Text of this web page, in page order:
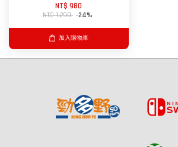
NT$ 980
NT$ 1,290 -24%
加入購物車